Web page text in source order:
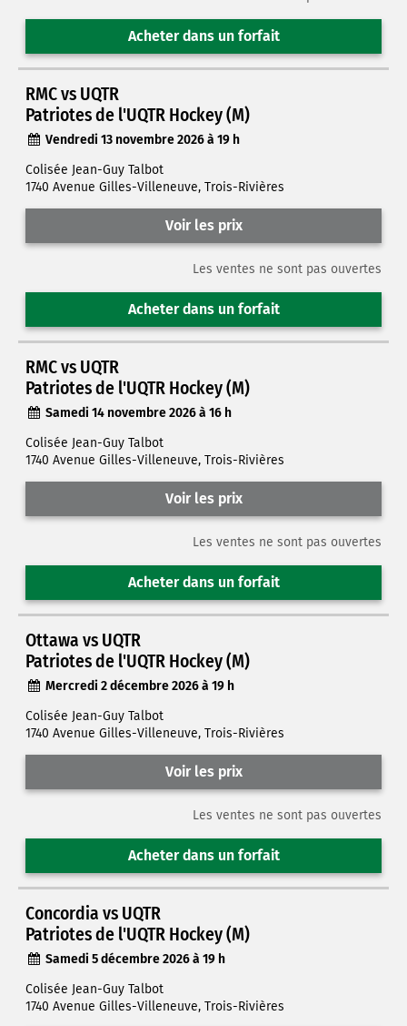
Acheter dans un forfait
RMC vs UQTR
Patriotes de l'UQTR Hockey (M)
Vendredi 13 novembre 2026 à 19 h
Colisée Jean-Guy Talbot
1740 Avenue Gilles-Villeneuve, Trois-Rivières
Voir les prix
Les ventes ne sont pas ouvertes
Acheter dans un forfait
RMC vs UQTR
Patriotes de l'UQTR Hockey (M)
Samedi 14 novembre 2026 à 16 h
Colisée Jean-Guy Talbot
1740 Avenue Gilles-Villeneuve, Trois-Rivières
Voir les prix
Les ventes ne sont pas ouvertes
Acheter dans un forfait
Ottawa vs UQTR
Patriotes de l'UQTR Hockey (M)
Mercredi 2 décembre 2026 à 19 h
Colisée Jean-Guy Talbot
1740 Avenue Gilles-Villeneuve, Trois-Rivières
Voir les prix
Les ventes ne sont pas ouvertes
Acheter dans un forfait
Concordia vs UQTR
Patriotes de l'UQTR Hockey (M)
Samedi 5 décembre 2026 à 19 h
Colisée Jean-Guy Talbot
1740 Avenue Gilles-Villeneuve, Trois-Rivières